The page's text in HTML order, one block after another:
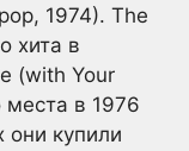
1974). The
хита в
(with Your
места в 1976
они купили